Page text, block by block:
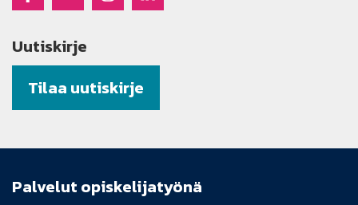
Uutiskirje
Tilaa uutiskirje
Palvelut opiskelijatyönä